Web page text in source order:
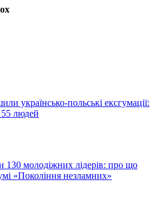
українсько-польські ексгумації:
людей
130 молодіжних лідерів: про що
«Покоління незламних»